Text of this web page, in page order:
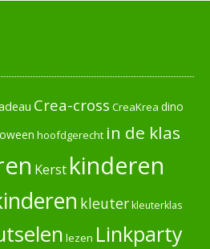
Crea-cross CreaKrea dino
hoofdgerecht in de klas
Kerst kinderen
kleuterkleuterklas
lezen Linkparty